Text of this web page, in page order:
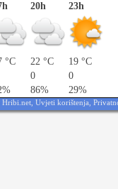
°C
20h
22 °C
0
86%
23h
19 °C
0
29%
Uvjeti korištenja